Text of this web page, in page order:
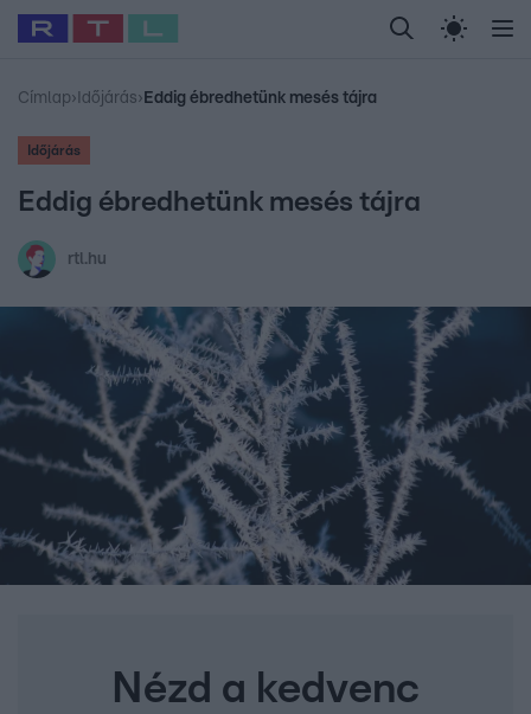
Legfrissebb RTL Híradó Randi Celeb vagyok,
Babits Marcella Most Wanted Gallusz
Címlap› Időjárás› Eddig ébredhetünk mesés tájra
Időjárás
Eddig ébredhetünk mesés tájra
rtl.hu
Nézd a kedvenc